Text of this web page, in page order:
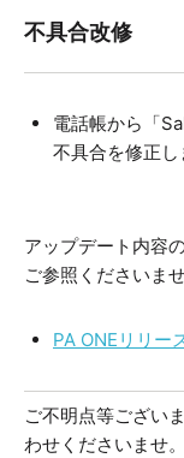
不具合改修
電話帳から「
不具合を修正し
アップデート内容
ご参照くださいませ
PA ONEリリー
ご不明点等ござい
わせくださいませ。